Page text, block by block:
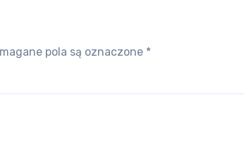
pola są oznaczone *